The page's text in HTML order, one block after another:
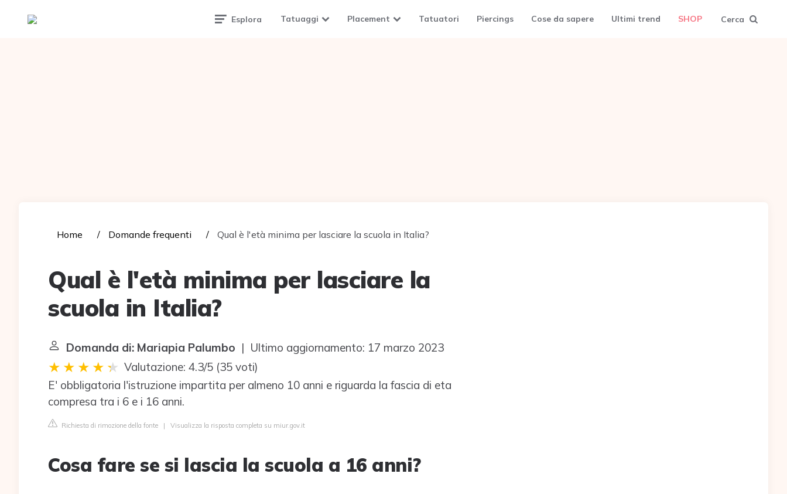
Tattoomuse.it Esplora Tatuaggi Placement Tatuatori Piercings Cose da sapere Ultimi trend SHOP Cerca
Home Domande frequenti Qual è l'età minima per lasciare la scuola in Italia?
Qual è l'età minima per lasciare la
scuola in Italia?
Domanda di: Mariapia Palumbo | Ultimo aggiornamento: 17 marzo 2023
Valutazione: 4.3/5 (35 voti)
E' obbligatoria l'istruzione impartita per almeno 10 anni e riguarda la fascia di eta
compresa tra i 6 e i 16 anni.
Richiesta di rimozione della fonte | Visualizza la risposta completa su miur.gov.it
Cosa fare se si lascia la scuola a 16 anni?